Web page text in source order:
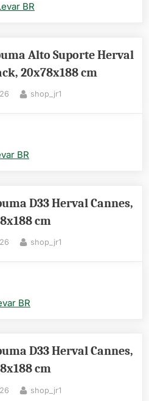
BR
Alto Suporte Herval
20x78x188 cm
By
shop_jr1
BR
D33 Herval Cannes,
cm
By
shop_jr1
BR
D33 Herval Cannes,
cm
By
shop_jr1